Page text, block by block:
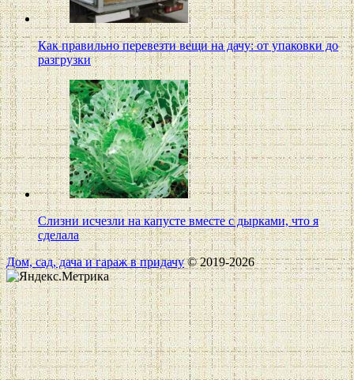
Как правильно перевезти вещи на дачу: от упаковки до
разгрузки
Слизни исчезли на капусте вместе с дырками, что я
сделала
Дом, сад, дача и гараж в придачу© 2019-2026